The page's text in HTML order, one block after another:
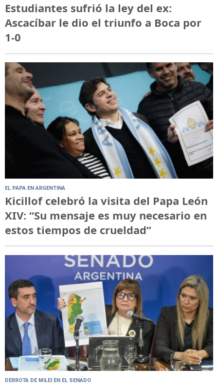
Estudiantes sufrió la ley del ex:
Ascacíbar le dio el triunfo a Boca por
1-0
EL PAPA EN ARGENTINA
Kicillof celebró la visita del Papa León
XIV: “Su mensaje es muy necesario en
estos tiempos de crueldad”
DERROTA DE MILEI EN EL SENADO